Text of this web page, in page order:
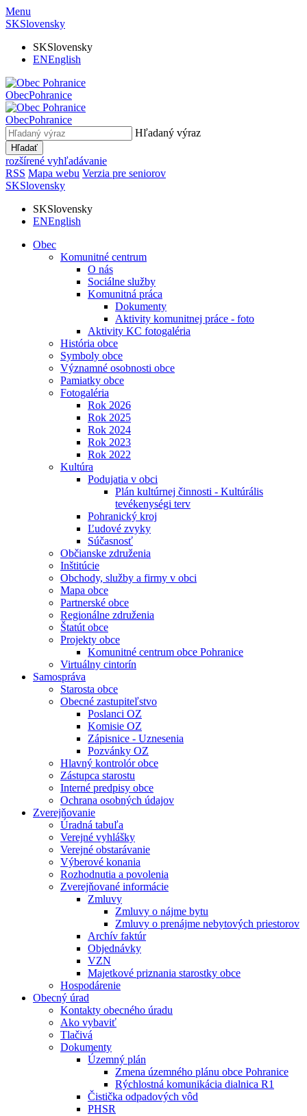
Menu
SKSlovensky
SKSlovensky
ENEnglish
ObecPohranice
ObecPohranice
Hľadaný výraz
Hľadať
rozšírené vyhľadávanie
RSS Mapa webu Verzia pre seniorov
SKSlovensky
SKSlovensky
ENEnglish
Obec
Komunitné centrum
O nás
Sociálne služby
Komunitná práca
Dokumenty
Aktivity komunitnej práce - foto
Aktivity KC fotogaléria
História obce
Symboly obce
Významné osobnosti obce
Pamiatky obce
Fotogaléria
Rok 2026
Rok 2025
Rok 2024
Rok 2023
Rok 2022
Kultúra
Podujatia v obci
Plán kultúrnej činnosti - Kultúrális
tevékenységi terv
Pohranický kroj
Ľudové zvyky
Súčasnosť
Občianske združenia
Inštitúcie
Obchody, služby a firmy v obci
Mapa obce
Partnerské obce
Regionálne združenia
Štatút obce
Projekty obce
Komunitné centrum obce Pohranice
Virtuálny cintorín
Samospráva
Starosta obce
Obecné zastupiteľstvo
Poslanci OZ
Komisie OZ
Zápisnice - Uznesenia
Pozvánky OZ
Hlavný kontrolór obce
Zástupca starostu
Interné predpisy obce
Ochrana osobných údajov
Zverejňovanie
Úradná tabuľa
Verejné vyhlášky
Verejné obstarávanie
Výberové konania
Rozhodnutia a povolenia
Zverejňované informácie
Zmluvy
Zmluvy o nájme bytu
Zmluvy o prenájme nebytových priestorov
Archív faktúr
Objednávky
VZN
Majetkové priznania starostky obce
Hospodárenie
Obecný úrad
Kontakty obecného úradu
Ako vybaviť
Tlačivá
Dokumenty
Územný plán
Zmena územného plánu obce Pohranice
Rýchlostná komunikácia dialnica R1
Čistička odpadových vôd
PHSR